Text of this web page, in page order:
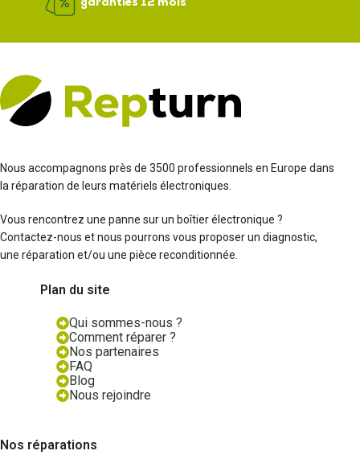
Nous accompagnons près de 3500 professionnels en Europe dans
la réparation de leurs matériels électroniques.
Vous rencontrez une panne sur un boîtier électronique ?
Contactez-nous et nous pourrons vous proposer un diagnostic,
une réparation et/ou une pièce reconditionnée.
Plan du site
Qui sommes-nous ?
Comment réparer ?
Nos partenaires
FAQ
Blog
Nous rejoindre
Nos réparations